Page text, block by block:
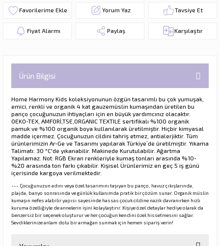
Yorum Yaz Tavsiye Et
Fiyat Alarmı Paylaş Karşılaştır
Ürün Bilgisi
Home Harmony Kids koleksiyonunun özgün tasarımlı bu çok yumuşak,
emici, renkli ve organik 4 kat gauzemüslin kumaşından üretilen bu
panço çocuğunuzun ihtiyaçları için en büyük yardımcınız olacaktır.
OEKO-TEX, AMFORİ,TSE,ORGANIC TEXTILE sertifikalı %100 organik
pamuk ve %100 organik boya kullanılarak üretilmiştir. Hiçbir kimyasal
madde içermez. Çocuğunuzun cildini tahriş etmez, antialerjiktir. Tüm
ürünlerimizin Ar-Ge ve Tasarımı yapılarak Türkiye’de üretilmiştir. Yıkama
Talimatı: 30 °C'de yıkanabilir. Makinede Kurutulabilir. Ağartma
Yapılamaz. Not: RGB Ekran renkleriyle kumaş tonları arasında %10-
%20 arasında ton farkı çıkabilir. Kişisel Ürünlerimiz en geç 5 iş günü
içerisinde kargoya verilmektedir.
--- Çocuğunuzun adını veya özel tasarımını taşıyan bu panço, havuz çıkışlarında,
plajda, banyo sonrasında ve günlük kullanımda pratik bir çözüm sunar. Organik müslin
kumaşın nefes alabilir yapısı sayesinde hassas çocuk cildine nazik davranırken hızlı
kuruma özelliğiyle de annelerin işini kolaylaştırır. Kişiye özel detaylar hediye olarak da
benzersiz bir seçenek oluşturur ve her çocuğun kendini özel hissetmesini sağlar.
Sevdiklerinize anlam dolu bir armağan sunmak için hemen sipariş verin!